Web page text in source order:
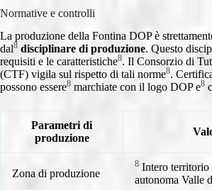
Normative e controlli
La produzione della Fontina DOP è
dal8 disciplinare di produzione. Questo
requisiti e le caratteristiche8. Il Consorzio di
(CTF) vigila sul rispetto di tali norme8.
possono essere8 marchiate con il logo DOP e8
Parametri di
produzione
Zona di produzione
8 Intero territorio
autonoma Valle